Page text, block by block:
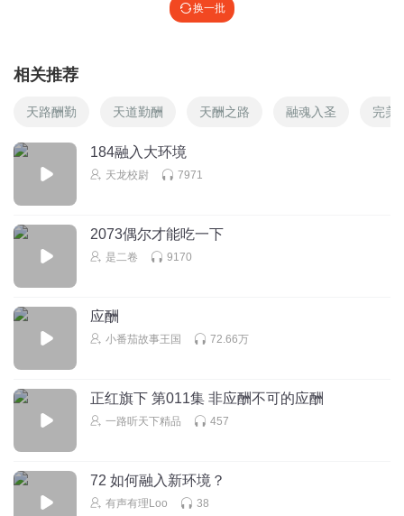
换一批
相关推荐
天路酬勤 天道勤酬 天酬之路 融魂入圣 完美
184融入大环境
天龙校尉 7971
2073偶尔才能吃一下
是二卷 9170
应酬
小番茄故事王国 72.66万
正红旗下 第011集 非应酬不可的应酬
一路听天下精品 457
72 如何融入新环境？
有声有理Loo 38